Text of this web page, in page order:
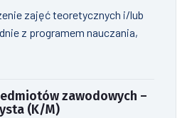
zajęć teoretycznych i/lub
z programem nauczania,
zawodowych –
(K/M)